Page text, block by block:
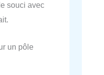
souci avec
un pôle